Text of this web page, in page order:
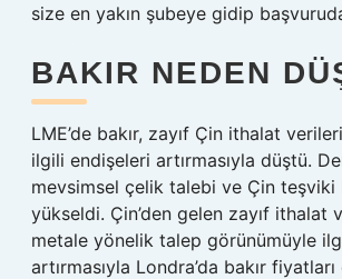
size en yakın şubeye gidip
BAKIR NEDEN
LME’de bakır, zayıf Çin ithalat
ilgili endişeleri artırmasıyla düştü.
mevsimsel çelik talebi ve Çin
yükseldi. Çin’den gelen zayıf ithalat
metale yönelik talep görünümüyle
artırmasıyla Londra’da bakır